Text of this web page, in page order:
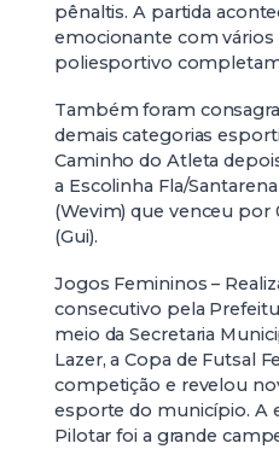
pênaltis. A partida
emocionante com
poliesportivo
Também foram
demais categorias
Caminho do Atleta
a Escolinha Fla/
(Wevim) que venceu por
(Gui).
Jogos Femininos –
consecutivo pela
meio da Secretaria
Lazer, a Copa de Futsal
competição e revelou
esporte do município. A
Pilotar foi a grande